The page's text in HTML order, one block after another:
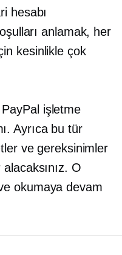
hesabı
anlamak, her
kesinlikle çok
PayPal işletme
Ayrıca bu tür
ve gereksinimler
O
okumaya devam